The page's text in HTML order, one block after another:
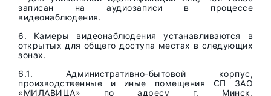
записан на аудиозаписи в процессе
видеонаблюдения.
6. Камеры видеонаблюдения устанавливаются в
открытых для общего доступа местах в следующих
зонах.
6.1. Административно-бытовой корпус,
производственные и иные помещения СП ЗАО
«МИЛАВИЦА» по адресу г. Минск,